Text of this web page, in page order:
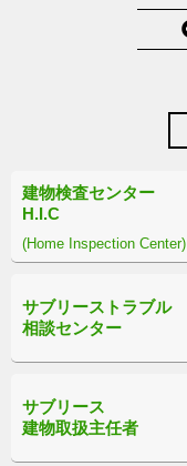
建物検査センター
H.I.C
(Home Inspection Center)
サブリーストラブル
相談センター
サブリース
建物取扱主任者